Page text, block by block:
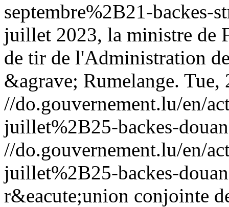
septembre%2B21-backes-
juillet 2023, la ministre de
de tir de l'Administration
&agrave; Rumelange. Tue,
//do.gouvernement.lu/en/
juillet%2B25-backes-
//do.gouvernement.lu/en/
juillet%2B25-backes-
r&eacute;union conjointe